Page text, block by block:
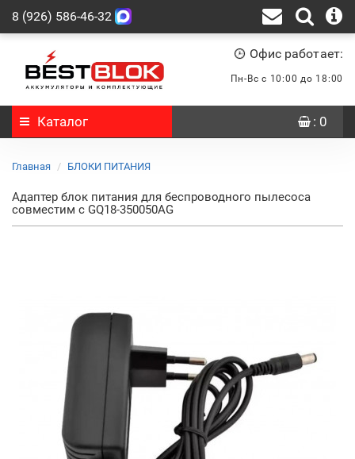
8 (926) 586-46-32
Офис работает:
Пн-Вс с 10:00 до 18:00
Каталог : 0
Главная БЛОКИ ПИТАНИЯ
Адаптер блок питания для беспроводного пылесоса
совместим с GQ18-350050AG